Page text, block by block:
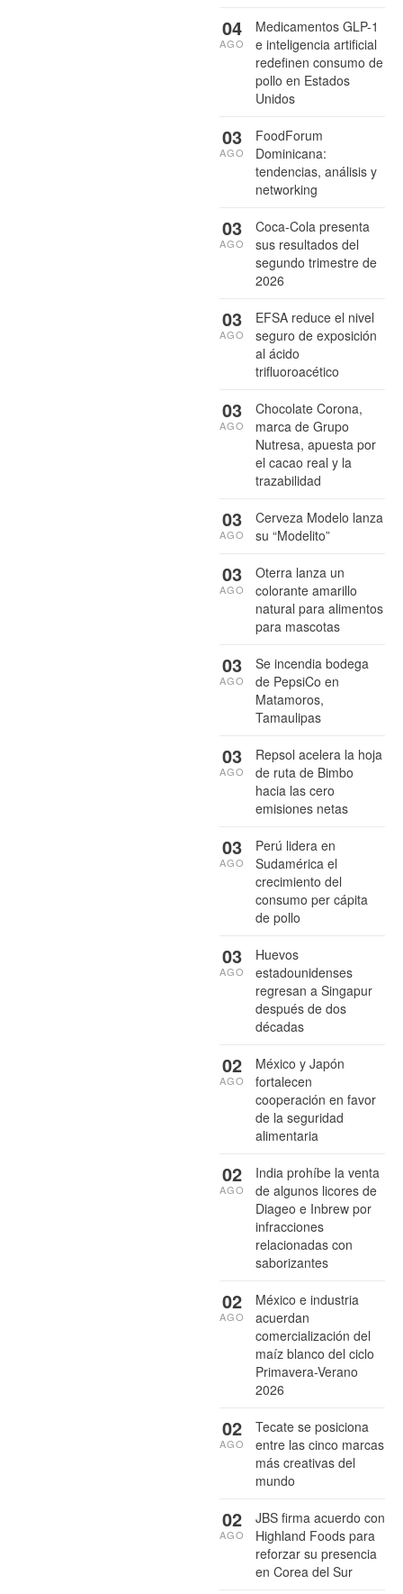
Medicamentos GLP-1
e inteligencia artificial
redefinen consumo de
pollo en Estados
Unidos
04
AGO
FoodForum
Dominicana:
tendencias, análisis y
networking
03
AGO
Coca-Cola presenta
sus resultados del
segundo trimestre de
2026
03
AGO
EFSA reduce el nivel
seguro de exposición
al ácido
trifluoroacético
03
AGO
Chocolate Corona,
marca de Grupo
Nutresa, apuesta por
el cacao real y la
trazabilidad
03
AGO
Cerveza Modelo lanza
su “Modelito”
03
AGO
Oterra lanza un
colorante amarillo
natural para alimentos
para mascotas
03
AGO
Se incendia bodega
de PepsiCo en
Matamoros,
Tamaulipas
03
AGO
Repsol acelera la hoja
de ruta de Bimbo
hacia las cero
emisiones netas
03
AGO
Perú lidera en
Sudamérica el
crecimiento del
consumo per cápita
de pollo
03
AGO
Huevos
estadounidenses
regresan a Singapur
después de dos
décadas
03
AGO
México y Japón
fortalecen
cooperación en favor
de la seguridad
alimentaria
02
AGO
India prohíbe la venta
de algunos licores de
Diageo e Inbrew por
infracciones
relacionadas con
saborizantes
02
AGO
México e industria
acuerdan
comercialización del
maíz blanco del ciclo
Primavera-Verano
2026
02
AGO
Tecate se posiciona
entre las cinco marcas
más creativas del
mundo
02
AGO
JBS firma acuerdo con
Highland Foods para
reforzar su presencia
en Corea del Sur
02
AGO